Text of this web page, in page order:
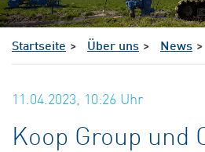
Startseite Über uns News
11.04.2023, 10:26 Uhr
Koop Group und